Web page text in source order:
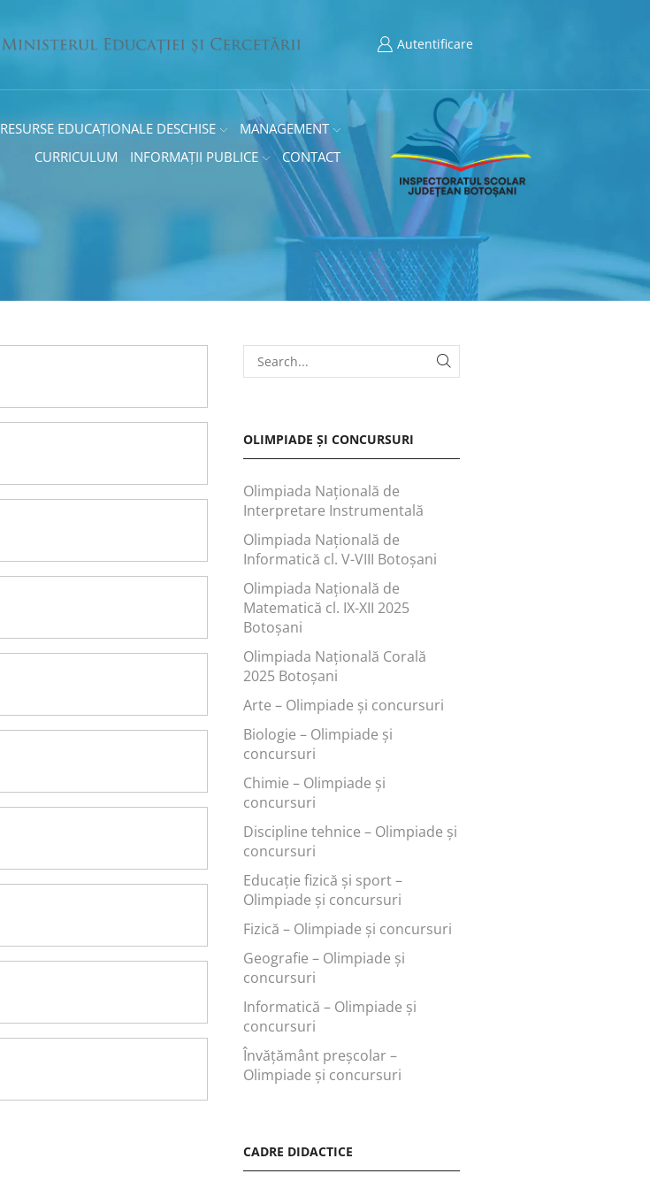
Autentificare
RESURSE EDUCAȚIONALE DESCHISE
MANAGEMENT
CURRICULUM
INFORMAȚII PUBLICE CONTACT
OLIMPIADE ȘI CONCURSURI
Olimpiada Națională de
Interpretare Instrumentală
Olimpiada Națională de
Informatică cl. V-VIII Botoșani
Olimpiada Națională de
Matematică cl. IX-XII 2025
Botoșani
Olimpiada Națională Corală
2025 Botoșani
Arte – Olimpiade și concursuri
Biologie – Olimpiade și
concursuri
Chimie – Olimpiade și
concursuri
Discipline tehnice – Olimpiade și
concursuri
Educaţie fizică şi sport –
Olimpiade și concursuri
Fizică – Olimpiade și concursuri
Geografie – Olimpiade și
concursuri
Informatică – Olimpiade și
concursuri
Învăţământ preşcolar –
Olimpiade și concursuri
CADRE DIDACTICE